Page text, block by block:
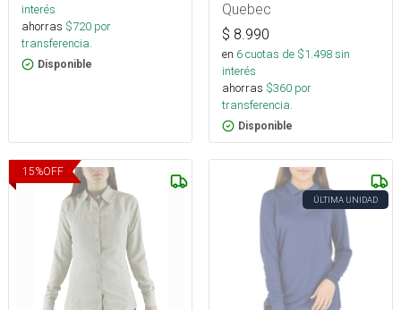
interés
ahorras $720 por
transferencia.
Disponible
Quebec
$ 8.990
en 6cuotas de $1.498sin
interés
ahorras $360 por
transferencia.
Disponible
15%OFF
ÚLTIMA UNIDAD